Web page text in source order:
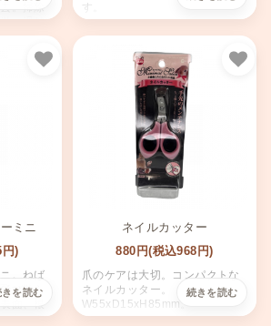
。掃除
。滑り
抗菌剤
めの理
ズ。
す。
ミニ
)
。ねば
び散ら
面、根
トとの
お気に入り
ネイルカッター
880円(税込968円)
爪のケアは大切。コンパクトな
ネイルカッター。
W55xD15xH85mm。
お気